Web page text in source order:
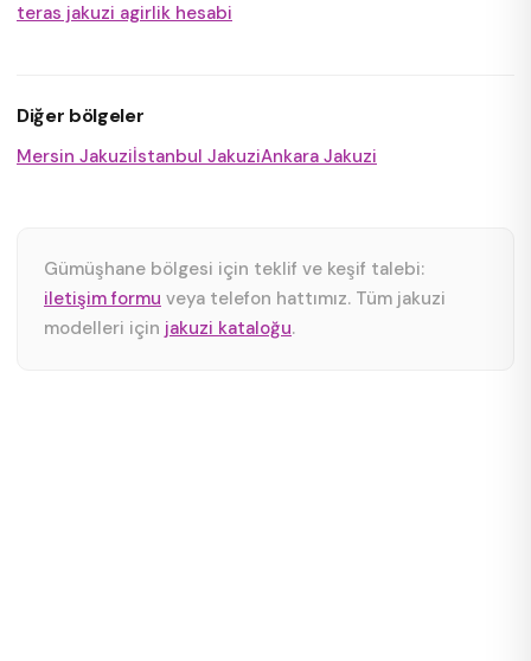
teras jakuzi agirlik hesabi
Diğer bölgeler
Mersin Jakuziİstanbul JakuziAnkara Jakuzi
Gümüşhane bölgesi için teklif ve keşif talebi:
iletişim formu veya telefon hattımız. Tüm jakuzi
modelleri için jakuzi kataloğu.